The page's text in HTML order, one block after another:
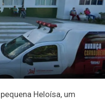
Heloísa, um